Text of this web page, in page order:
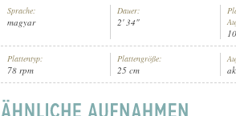
Sprache:
magyar
Dauer:
2' 34"
Plattentyp:
78 rpm
Plattengröße:
25 cm